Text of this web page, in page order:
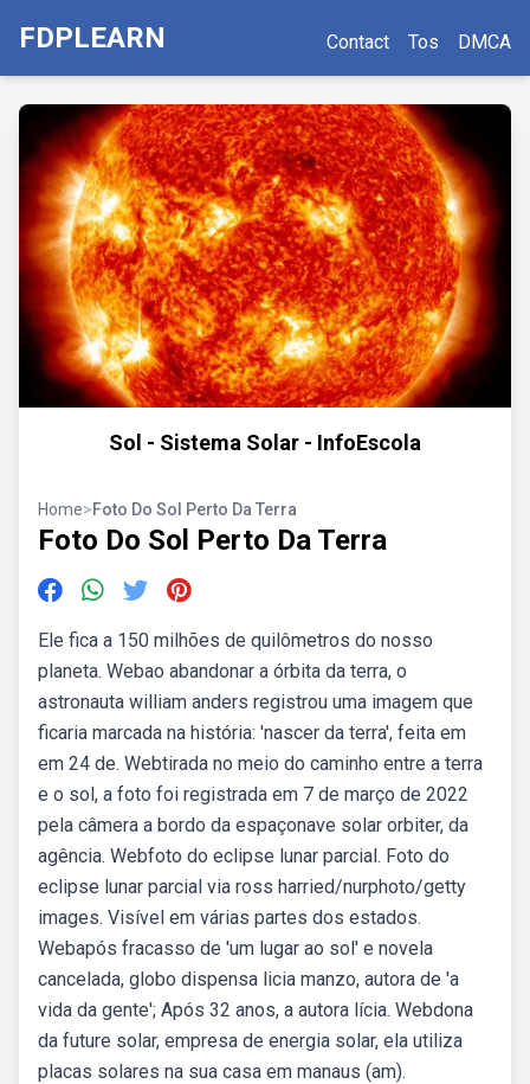
FDPLEARN Contact Tos DMCA
Sol - Sistema Solar - InfoEscola
Home>Foto Do Sol Perto Da Terra
Foto Do Sol Perto Da Terra
Ele fica a 150 milhões de quilômetros do nosso
planeta. Webao abandonar a órbita da terra, o
astronauta william anders registrou uma imagem que
ficaria marcada na história: 'nascer da terra', feita em
em 24 de. Webtirada no meio do caminho entre a terra
e o sol, a foto foi registrada em 7 de março de 2022
pela câmera a bordo da espaçonave solar orbiter, da
agência. Webfoto do eclipse lunar parcial. Foto do
eclipse lunar parcial via ross harried/nurphoto/getty
images. Visível em várias partes dos estados.
Webapós fracasso de 'um lugar ao sol' e novela
cancelada, globo dispensa licia manzo, autora de 'a
vida da gente'; Após 32 anos, a autora lícia. Webdona
da future solar, empresa de energia solar, ela utiliza
placas solares na sua casa em manaus (am).